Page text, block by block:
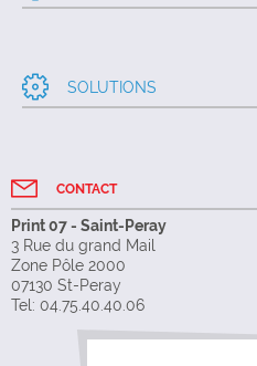
SOLUTIONS
CONTACT
Print 07 - Saint-Peray
3 Rue du grand Mail
Zone Pôle 2000
07130 St-Peray
Tel: 04.75.40.40.06